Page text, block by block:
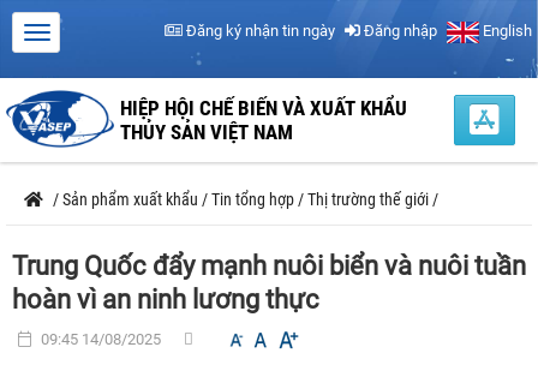
Đăng ký nhận tin ngày Đăng nhập English
HIỆP HỘI CHẾ BIẾN VÀ XUẤT KHẨU
THỦY SẢN VIỆT NAM
/Sản phẩm xuất khẩu /Tin tổng hợp /Thị trường thế giới /
Trung Quốc đẩy mạnh nuôi biển và nuôi tuần
hoàn vì an ninh lương thực
09:45 14/08/2025